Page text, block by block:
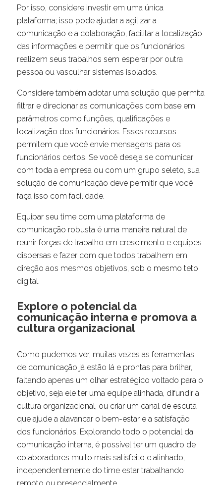
Por isso, considere investir em uma única
plataforma; isso pode ajudar a agilizar a
comunicação e a colaboração, facilitar a localização
das informações e permitir que os funcionários
realizem seus trabalhos sem esperar por outra
pessoa ou vasculhar sistemas isolados.
Considere também adotar uma solução que permita
filtrar e direcionar as comunicações com base em
parâmetros como funções, qualificações e
localização dos funcionários. Esses recursos
permitem que você envie mensagens para os
funcionários certos. Se você deseja se comunicar
com toda a empresa ou com um grupo seleto, sua
solução de comunicação deve permitir que você
faça isso com facilidade.
Equipar seu time com uma plataforma de
comunicação robusta é uma maneira natural de
reunir forças de trabalho em crescimento e equipes
dispersas e fazer com que todos trabalhem em
direção aos mesmos objetivos, sob o mesmo teto
digital.
Explore o potencial da
comunicação interna e promova a
cultura organizacional
Como pudemos ver, muitas vezes as ferramentas
de comunicação já estão lá e prontas para brilhar,
faltando apenas um olhar estratégico voltado para o
objetivo, seja ele ter uma equipe alinhada, difundir a
cultura organizacional, ou criar um canal de escuta
que ajude a alavancar o bem-estar e a satisfação
dos funcionários. Explorando todo o potencial da
comunicação interna, é possível ter um quadro de
colaboradores muito mais satisfeito e alinhado,
independentemente do time estar trabalhando